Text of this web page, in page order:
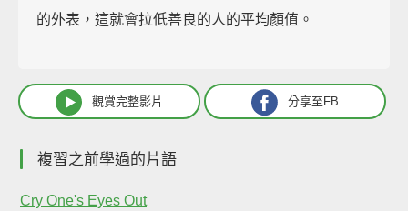
的外表，這就會拉低善良的人的平均顏值。
觀賞完整影片 分享至FB
複習之前學過的片語
Cry One's Eyes Out